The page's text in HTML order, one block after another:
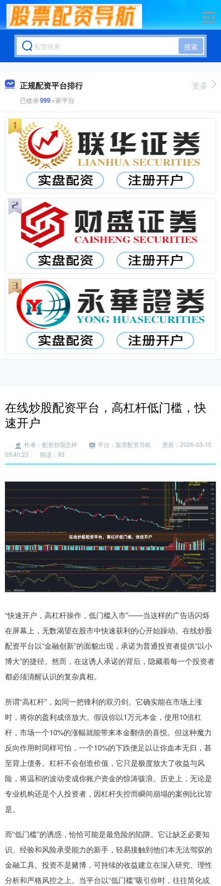
搜索
正规配资平台排行
已收录999+家平台
更多
在线炒股配资平台，高杠杆低门槛，快
速开户
作者：配资炒股怎样 平台：股票配资导航
更新：2026-03-15
09:40:23
阅读：93
“快速开户，高杠杆操作，低门槛入市”——当这样的广告语闪烁
在屏幕上，无数渴望在股市中快速获利的心开始躁动。在线炒股
配资平台以“金融创新”的面貌出现，承诺为普通投资者提供“以小
博大”的捷径。然而，在这诱人承诺的背后，隐藏着每一个投资者
都必须清醒认识的复杂真相。
所谓“高杠杆”，如同一把锋利的双刃剑。它确实能在市场上涨
时，将你的盈利成倍放大。假设你以1万元本金，使用10倍杠
杆，市场一个10%的涨幅就能带来本金翻倍的喜悦。但这种魔力
反向作用时同样可怕，一个10%的下跌便足以让你血本无归，甚
至背上债务。杠杆不会创造价值，它只是极度放大了收益与风
险，将温和的波动变成你账户资金的惊涛骇浪。历史上，无论是
专业机构还是个人投资者，因杠杆失控而瞬间崩塌的案例比比皆
是。
而“低门槛”的诱惑，恰恰可能是最危险的陷阱。它让缺乏必要知
识、经验和风险承受能力的新手，轻易接触到他们本无法驾驭的
金融工具。投资不是赌博，可持续的收益建立在深入研究、理性
分析和严格风控之上。当平台以“低门槛”吸引你时，往往简化或